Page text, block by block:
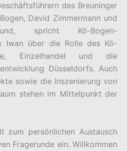
des Breuninger
David Zimmermann und
spricht Kö-Bogen-
Iwan über die Rolle des Kö-
Einzelhandel und die
Düsseldorfs. Auch
sowie die Inszenierung von
stehen im Mittelpunkt der
zum persönlichen Austausch
Fragerunde ein. Willkommen